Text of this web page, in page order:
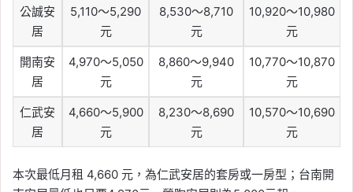
公誠安
居
5,110～5,290
元
8,530～8,710
元
10,920～10,980
元
開南安
居
4,970～5,050
元
8,860～9,940
元
10,770～10,870
元
仁武安
居
4,660～5,900
元
8,230～8,690
元
10,570～10,690
元
本次最低月租 4,660 元，為仁武安居的套房或一房型；台南開